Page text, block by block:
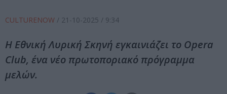
CULTURENOW / 21-10-2025 / 9:34
Η Εθνική Λυρική Σκηνή εγκαινιάζει το Opera
Club, ένα νέο πρωτοποριακό πρόγραμμα
μελών.